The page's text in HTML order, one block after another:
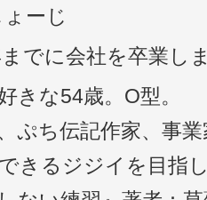
ーじ
でに会社を卒業し
きな54歳。O型。
ぷち伝記作家、事
きるジジイを目指